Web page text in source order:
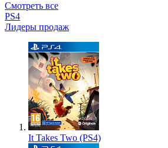
Смотреть все
PS4
Лидеры продаж
It Takes Two (PS4)